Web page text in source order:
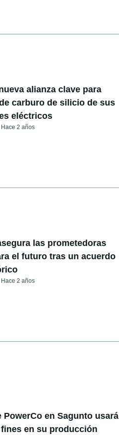
alianza clave para
carburo de silicio de sus
eléctricos
Hace 2 años
las prometedoras
el futuro tras un acuerdo
Hace 2 años
en Sagunto usará
en su producción